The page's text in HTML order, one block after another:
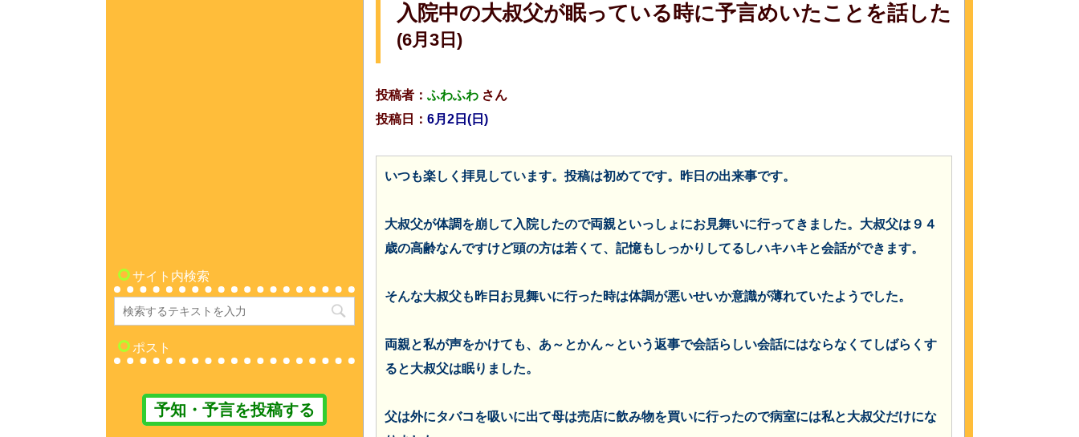
入院中の大叔父が眠っている時に予言めいたことを話した
(6月3日)
投稿者： ふわふわ さん
投稿日： 6月2日(日)
いつも楽しく拝見しています。投稿は初めてです。 昨日の出来事です。
大叔父が体調を崩して入院したので両親といっしょにお見舞いに行ってきました。大叔父は９４
歳の高齢なんですけど頭の方は若くて、記憶もしっかりしてるしハキハキと会話ができます。
そんな大叔父も昨日お見舞いに行った時は体調が悪いせいか意識が薄れていたようでした。
両親と私が声をかけても、あ～とかん～という返事で会話らしい会話にはならなくてしばらくす
ると大叔父は眠りました。
父は外にタバコを吸いに出て母は売店に飲み物を買いに行ったので病室には私と大叔父だけにな
サイト内検索
ポスト
予知・予言を投稿する